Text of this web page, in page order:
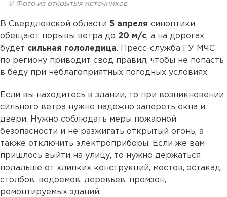
© Фото из открытых источников
В Свердловской области 5 апреля синоптики
обещают порывы ветра до 20 м/с, а на дорогах
будет сильная гололедица. Пресс-служба ГУ МЧС
по региону приводит свод правил, чтобы не попасть
в беду при неблагоприятных погодных условиях.
Если вы находитесь в здании, то при возникновении
сильного ветра нужно надежно запереть окна и
двери. Нужно соблюдать меры пожарной
безопасности и не разжигать открытый огонь, а
также отключить электроприборы. Если же вам
пришлось выйти на улицу, то нужно держаться
подальше от хлипких конструкций, мостов, эстакад,
столбов, водоемов, деревьев, промзон,
ремонтируемых зданий.